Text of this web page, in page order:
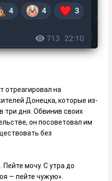
отреагировал на
Донецка, которые из-
три дня. Обвинив своих
он посоветовал им
без
мочу. С утра до
— пейте чужую».